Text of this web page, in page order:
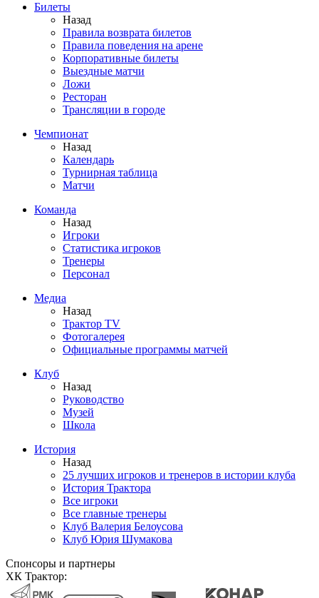
Билеты
Назад
Правила возврата билетов
Правила поведения на арене
Корпоративные билеты
Выездные матчи
Ложи
Ресторан
Трансляции в городе
Чемпионат
Назад
Календарь
Турнирная таблица
Матчи
Команда
Назад
Игроки
Статистика игроков
Тренеры
Персонал
Медиа
Назад
Трактор TV
Фотогалерея
Официальные программы матчей
Клуб
Назад
Руководство
Музей
Школа
История
Назад
25 лучших игроков и тренеров в истории клуба
История Трактора
Все игроки
Все главные тренеры
Клуб Валерия Белоусова
Клуб Юрия Шумакова
Спонсоры и партнеры
ХК Трактор: